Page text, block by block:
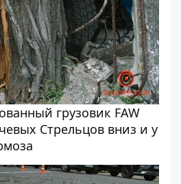
грузовик FAW
Стрельцов вниз и у